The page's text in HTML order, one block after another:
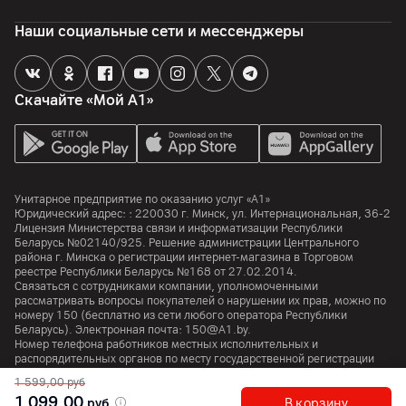
1 599,00 руб
128ГБ
Объем оперативной памяти
8 ГБ
Процессор
Процессор
Количество ядер
8
Аккумулятор
Емкость аккумулятора
10100мАч
Поддержка технологии быстрой зарядки
да
Скачайте «Мой А1»
Наши социальные сети и мессенджеры
Унитарное предприятие по оказанию услуг «А1»
Юридический адрес: : 220030 г. Минск, ул. Интернациональная, 36-2
Лицензия Министерства связи и информатизации Республики
Беларусь №02140/925. Решение администрации Центрального
района г. Минска о регистрации интернет-магазина в Торговом
реестре Республики Беларусь №168 от 27.02.2014.
Связаться с сотрудниками компании, уполномоченными
рассматривать вопросы покупателей о нарушении их прав, можно по
номеру 150 (бесплатно из сети любого оператора Республики
Беларусь). Электронная почта: 150@A1.by.
Номер телефона работников местных исполнительных и
распорядительных органов по месту государственной регистрации
рассматривать обращения покупателей:
+375 17 374 01 46.